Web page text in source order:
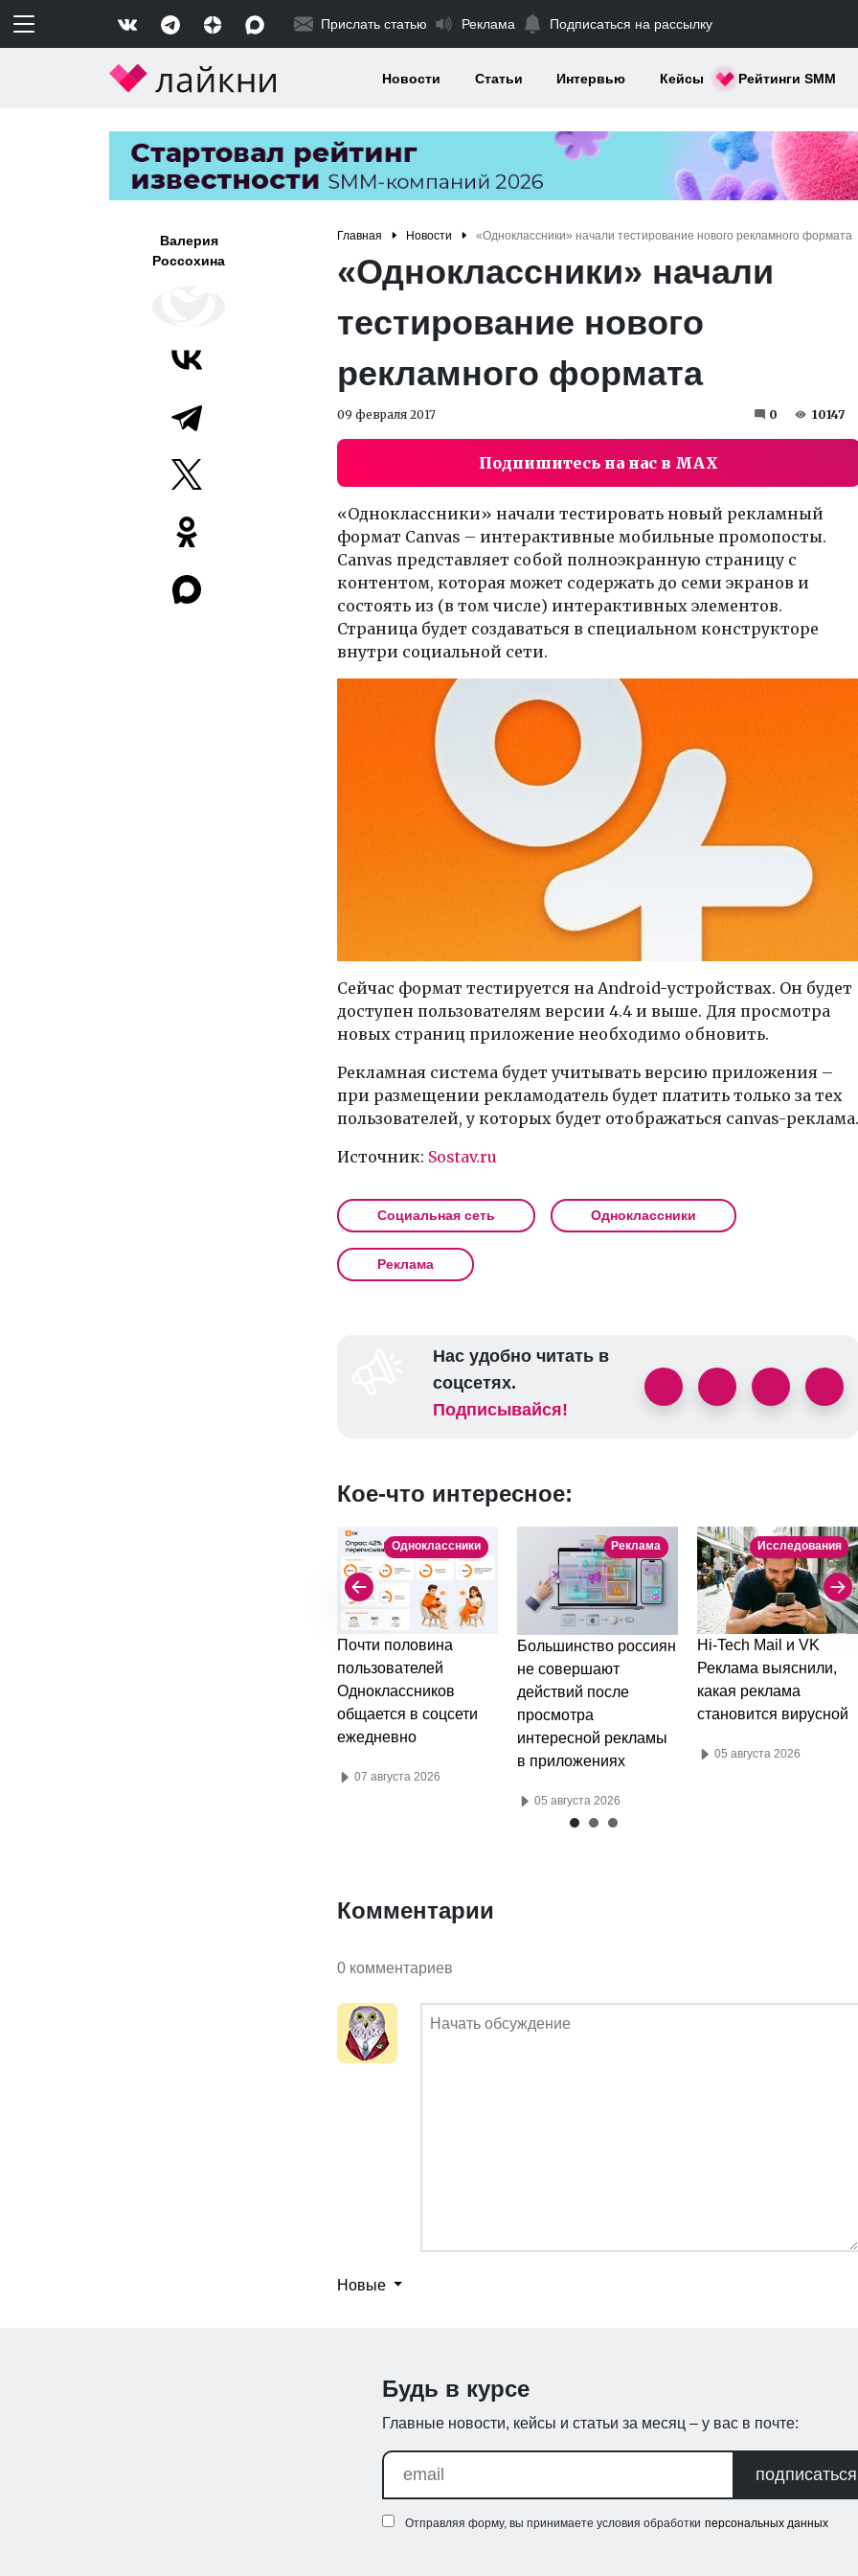
Прислать статью Реклама Подписаться на рассылку
Новости Статьи Интервью Кейсы Рейтинги SMM
Валерия
Россохина
Главная Новости «Одноклассники» начали тестирование нового рекламного формата
«Одноклассники» начали
тестирование нового
рекламного формата
09 февраля 2017 0 10147
Подпишитесь на нас в MAX
«Одноклассники» начали тестировать новый рекламный
формат Canvas – интерактивные мобильные промопосты.
Canvas представляет собой полноэкранную страницу с
контентом, которая может содержать до семи экранов и
состоять из (в том числе) интерактивных элементов.
Страница будет создаваться в специальном конструкторе
внутри социальной сети.
Сейчас формат тестируется на Android-устройствах. Он будет
доступен пользователям версии 4.4 и выше. Для просмотра
новых страниц приложение необходимо обновить.
Рекламная система будет учитывать версию приложения –
при размещении рекламодатель будет платить только за тех
пользователей, у которых будет отображаться canvas-реклама.
Источник: Sostav.ru
Социальная сеть Одноклассники
Реклама
Нас удобно читать в
соцсетях.
Подписывайся!
Кое-что интересное:
Одноклассники
Почти половина
пользователей
Одноклассников
общается в соцсети
ежедневно
07 августа 2026
Реклама
Большинство россиян
не совершают
действий после
просмотра
интересной рекламы
в приложениях
05 августа 2026
Исследования
Hi-Tech Mail и VK
Реклама выяснили,
какая реклама
становится вирусной
05 августа 2026
Комментарии
0 комментариев
Новые
Будь в курсе
Главные новости, кейсы и статьи за месяц – у вас в почте:
подписаться
Отправляя форму, вы принимаете условия обработки персональных данных